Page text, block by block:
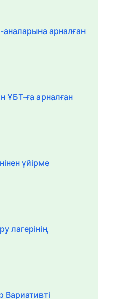
арналған
ҰБТ-ға арналған
үйірме
лагерінің